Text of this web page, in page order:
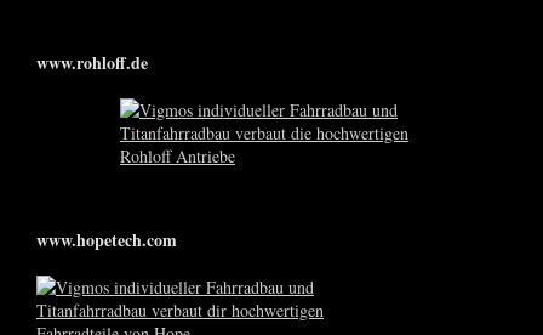
www.rohloff.de
www.hopetech.com